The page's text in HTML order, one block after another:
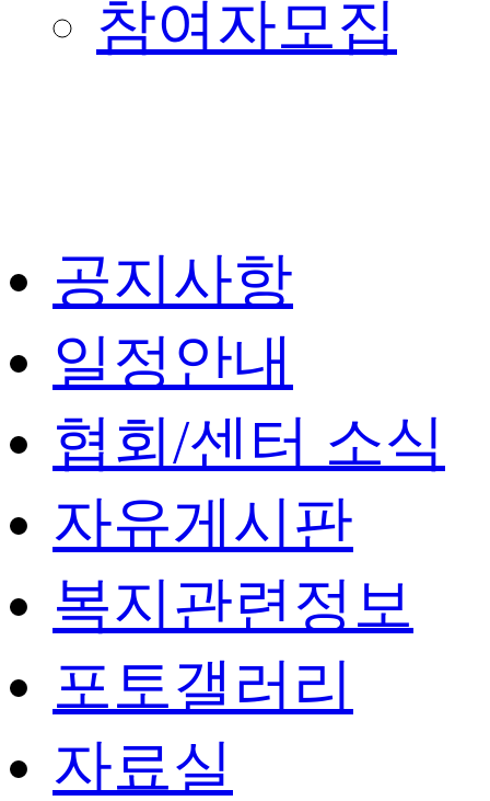
참여자모집
공지사항
일정안내
협회/센터 소식
자유게시판
복지관련정보
포토갤러리
자료실